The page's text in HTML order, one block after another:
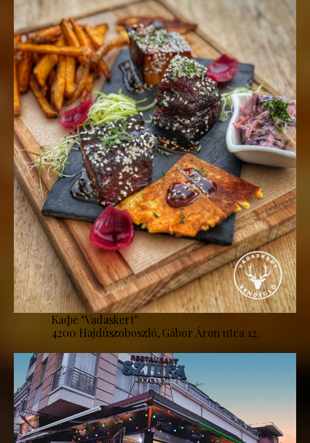
Кафе "Vadaskert''
4200 Hajdúszoboszló, Gábor Áron utca 12.